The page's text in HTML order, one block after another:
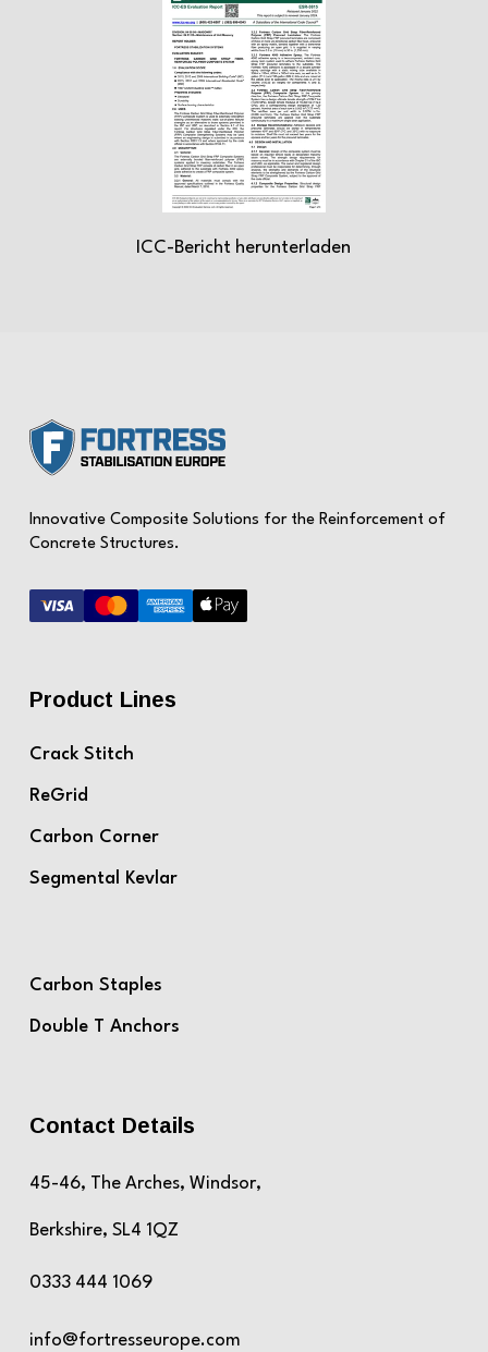
ICC-Bericht herunterladen
Innovative Composite Solutions for the Reinforcement of
Concrete Structures.
Product Lines
Crack Stitch
ReGrid
Carbon Corner
Segmental Kevlar
Carbon Staples
Double T Anchors
Contact Details
45-46, The Arches, Windsor,
Berkshire, SL4 1QZ
0333 444 1069
info@fortresseurope.com